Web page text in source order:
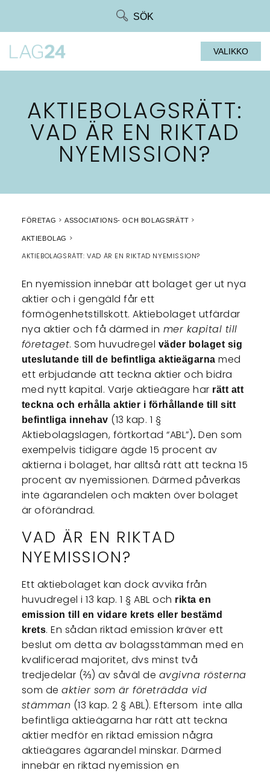
SÖK
VALIKKO
AKTIEBOLAGSRÄTT:
VAD ÄR EN RIKTAD
NYEMISSION?
FÖRETAG ASSOCIATIONS- OCH BOLAGSRÄTT
AKTIEBOLAG
AKTIEBOLAGSRÄTT: VAD ÄR EN RIKTAD NYEMISSION?
En nyemission innebär att bolaget ger ut nya
aktier och i gengäld får ett
förmögenhetstillskott. Aktiebolaget utfärdar
nya aktier och få därmed in mer kapital till
företaget. Som huvudregel väder bolaget sig
uteslutande till de befintliga aktieägarna med
ett erbjudande att teckna aktier och bidra
med nytt kapital. Varje aktieägare har rätt att
teckna och erhålla aktier i förhållande till sitt
befintliga innehav (13 kap. 1 §
Aktiebolagslagen, förtkortad “ABL”). Den som
exempelvis tidigare ägde 15 procent av
aktierna i bolaget, har alltså rätt att teckna 15
procent av nyemissionen. Därmed påverkas
inte ägarandelen och makten över bolaget
är oförändrad.
VAD ÄR EN RIKTAD
NYEMISSION?
Ett aktiebolaget kan dock avvika från
huvudregel i 13 kap. 1 § ABL och rikta en
emission till en vidare krets eller bestämd
krets. En sådan riktad emission kräver ett
beslut om detta av bolagsstämman med en
kvalificerad majoritet, dvs minst två
tredjedelar (⅔) av såväl de avgivna rösterna
som deaktier som är företrädda vid
stämman (13 kap. 2 § ABL). Eftersom inte alla
befintliga aktieägarna har rätt att teckna
aktier medför en riktad emission några
aktieägares ägarandel minskar. Därmed
innebär en riktad nyemission en